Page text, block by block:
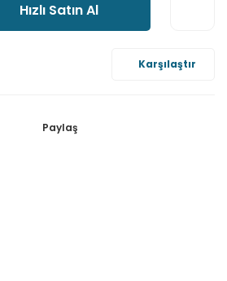
Hızlı Satın Al
Karşılaştır
Paylaş